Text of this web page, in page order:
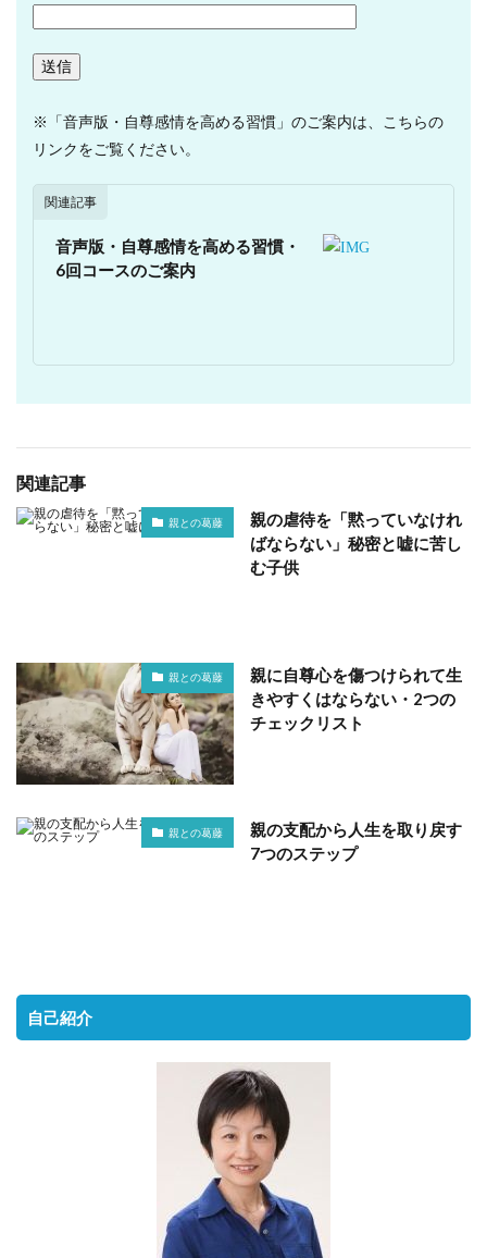
※「音声版・自尊感情を高める習慣」のご案内は、こちらの
リンクをご覧ください。
関連記事
音声版・自尊感情を高める習慣・
6回コースのご案内
関連記事
親との葛藤
親の虐待を「黙っていなけれ
ばならない」秘密と嘘に苦し
む子供
親との葛藤
親に自尊心を傷つけられて生
きやすくはならない・2つの
チェックリスト
親との葛藤
親の支配から人生を取り戻す
7つのステップ
自己紹介